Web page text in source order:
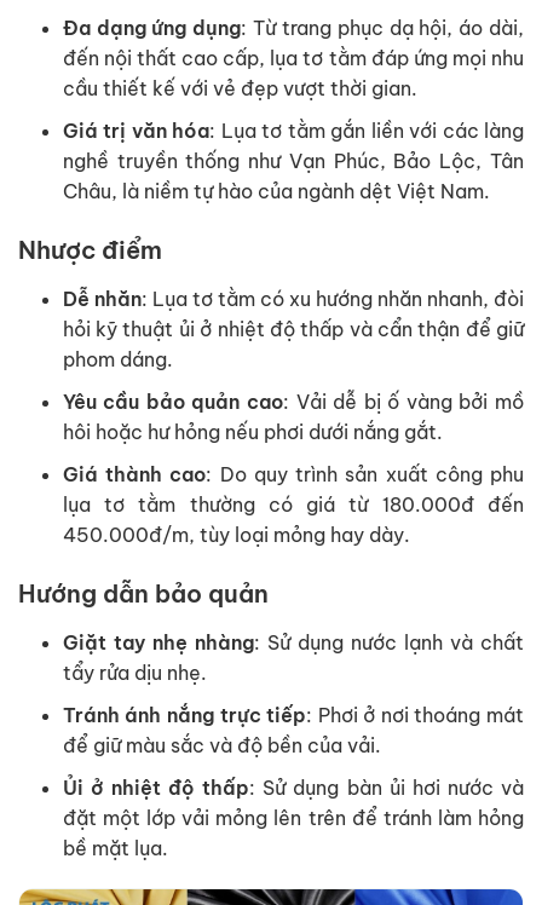
Đa dạng ứng dụng: Từ trang phục dạ hội, áo dài,
đến nội thất cao cấp, lụa tơ tằm đáp ứng mọi nhu
cầu thiết kế với vẻ đẹp vượt thời gian.
Giá trị văn hóa: Lụa tơ tằm gắn liền với các làng
nghề truyền thống như Vạn Phúc, Bảo Lộc, Tân
Châu, là niềm tự hào của ngành dệt Việt Nam.
Nhược điểm
Dễ nhăn: Lụa tơ tằm có xu hướng nhăn nhanh, đòi
hỏi kỹ thuật ủi ở nhiệt độ thấp và cẩn thận để giữ
phom dáng.
Yêu cầu bảo quản cao: Vải dễ bị ố vàng bởi mồ
hôi hoặc hư hỏng nếu phơi dưới nắng gắt.
Giá thành cao: Do quy trình sản xuất công phu
lụa tơ tằm thường có giá từ 180.000đ đến
450.000đ/m, tùy loại mỏng hay dày.
Hướng dẫn bảo quản
Giặt tay nhẹ nhàng: Sử dụng nước lạnh và chất
tẩy rửa dịu nhẹ.
Tránh ánh nắng trực tiếp: Phơi ở nơi thoáng mát
để giữ màu sắc và độ bền của vải.
Ủi ở nhiệt độ thấp: Sử dụng bàn ủi hơi nước và
đặt một lớp vải mỏng lên trên để tránh làm hỏng
bề mặt lụa.